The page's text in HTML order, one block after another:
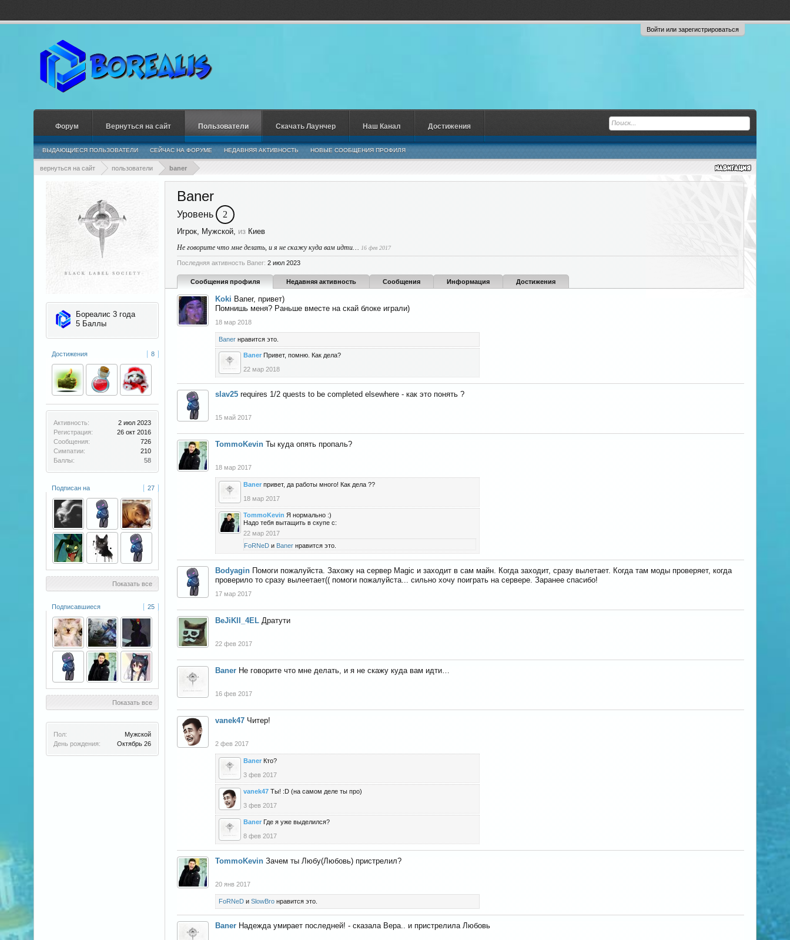
Войти или зарегистрироваться
вернуться на сайт пользователи baner
Бореалис 3 года
5 Баллы
Достижения 8
Активность:
2 июл 2023
Регистрация:
26 окт 2016
Сообщения:
726
Симпатии:
210
Баллы:
58
Подписан на 27
Показать все
Подписавшиеся 25
Показать все
Пол:
Мужской
День рождения:
Октябрь 26
Baner
Уровень 2
Игрок, Мужской, из Киев
Не говорите что мне делать, и я не скажу куда вам идти… 16 фев 2017
Последняя активность Baner: 2 июл 2023
Сообщения профиля Недавняя активность Сообщения Информация Достижения
Koki Baner, привет)
Помнишь меня? Раньше вместе на скай блоке играли)
18 мар 2018
Baner нравится это.
Baner Привет, помню. Как дела?
22 мар 2018
slav25 requires 1/2 quests to be completed elsewhere - как это понять ?
15 май 2017
TommoKevin Ты куда опять пропаль?
18 мар 2017
Baner привет, да работы много! Как дела ??
18 мар 2017
TommoKevin Я нормально :)
Надо тебя вытащить в скупе с:
22 мар 2017
FoRNeD и Baner нравится это.
Bodyagin Помоги пожалуйста. Захожу на сервер Magic и заходит в сам майн. Когда заходит, сразу вылетает. Когда там моды проверяет, когда
проверило то сразу вылеетает(( помоги пожалуйста... сильно хочу поиграть на сервере. Заранее спасибо!
17 мар 2017
BeJiKII_4EL Дратути
22 фев 2017
Baner Не говорите что мне делать, и я не скажу куда вам идти…
16 фев 2017
vanek47 Читер!
2 фев 2017
Baner Кто?
3 фев 2017
vanek47 Ты! :D (на самом деле ты про)
3 фев 2017
Baner Где я уже выделился?
8 фев 2017
TommoKevin Зачем ты Любу(Любовь) пристрелил?
20 янв 2017
FoRNeD и SlowBro нравится это.
Baner Надежда умирает последней! - сказала Вера.. и пристрелила Любовь
Форум Вернуться на сайт Пользователи
ВЫДАЮЩИЕСЯ ПОЛЬЗОВАТЕЛИ СЕЙЧАС НА ФОРУМЕ НЕДАВНЯЯ АКТИВНОСТЬ НОВЫЕ СООБЩЕНИЯ ПРОФИЛЯ
Скачать Лаунчер Наш Канал Достижения